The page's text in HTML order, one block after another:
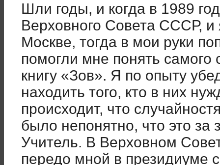
Шли годы, и когда в 1989
Верховного Совета СССР,
Москве, тогда в мои руки
помогли мне понять самого
книгу «Зов». Я по опыту
находить того, кто в них
происходит, что
было непонятно, что это за
Учитель. В Верховном
передо мной в президиуме